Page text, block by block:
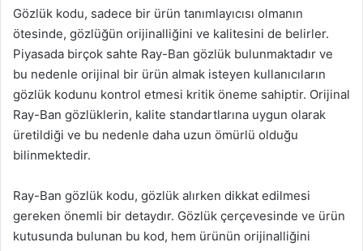
Gözlük kodu, sadece bir ürün tanımlayıcısı olmanın
ötesinde, gözlüğün orijinalliğini ve kalitesini de belirler.
Piyasada birçok sahte Ray-Ban gözlük bulunmaktadır ve
bu nedenle orijinal bir ürün almak isteyen kullanıcıların
gözlük kodunu kontrol etmesi kritik öneme sahiptir. Orijinal
Ray-Ban gözlüklerin, kalite standartlarına uygun olarak
üretildiği ve bu nedenle daha uzun ömürlü olduğu
bilinmektedir.
Ray-Ban gözlük kodu, gözlük alırken dikkat edilmesi
gereken önemli bir detaydır. Gözlük çerçevesinde ve ürün
kutusunda bulunan bu kod, hem ürünün orijinalliğini